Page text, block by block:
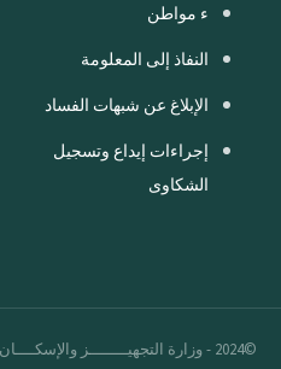
ء مواطن
النفاذ إلى المعلومة
الإبلاغ عن شبهات الفساد
إجراءات إيداع وتسجيل
الشكاوى
©2024 - وزارة التجهيــــــــز والإسكــــان. جميع الحقوق محفوظة.